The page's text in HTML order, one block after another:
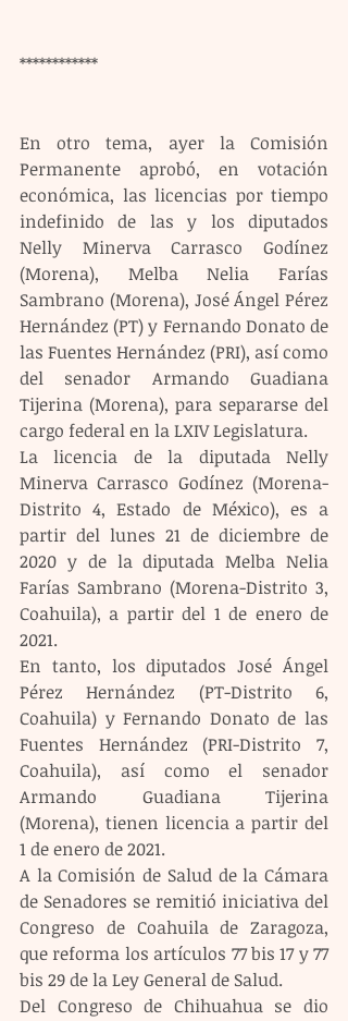
************
En otro tema, ayer la Comisión
Permanente aprobó, en votación
económica, las licencias por tiempo
indefinido de las y los diputados
Nelly Minerva Carrasco Godínez
(Morena), Melba Nelia Farías
Sambrano (Morena), José Ángel Pérez
Hernández (PT) y Fernando Donato de
las Fuentes Hernández (PRI), así como
del senador Armando Guadiana
Tijerina (Morena), para separarse del
cargo federal en la LXIV Legislatura.
La licencia de la diputada Nelly
Minerva Carrasco Godínez (Morena-
Distrito 4, Estado de México), es a
partir del lunes 21 de diciembre de
2020 y de la diputada Melba Nelia
Farías Sambrano (Morena-Distrito 3,
Coahuila), a partir del 1 de enero de
2021.
En tanto, los diputados José Ángel
Pérez Hernández (PT-Distrito 6,
Coahuila) y Fernando Donato de las
Fuentes Hernández (PRI-Distrito 7,
Coahuila), así como el senador
Armando Guadiana Tijerina
(Morena), tienen licencia a partir del
1 de enero de 2021.
A la Comisión de Salud de la Cámara
de Senadores se remitió iniciativa del
Congreso de Coahuila de Zaragoza,
que reforma los artículos 77 bis 17 y 77
bis 29 de la Ley General de Salud.
Del Congreso de Chihuahua se dio